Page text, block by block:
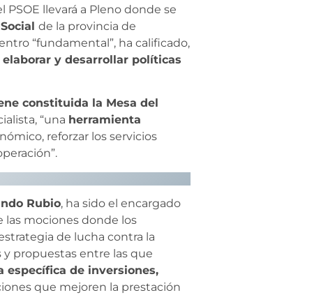
PSOE llevará a Pleno donde se
de la provincia de
“fundamental”, ha calificado,
y desarrollar políticas
constituida la Mesa del
“una herramienta
reforzar los servicios
Rubio, ha sido el encargado
las mociones donde los
de lucha contra la
propuestas entre las que
específica de inversiones,
que mejoren la prestación